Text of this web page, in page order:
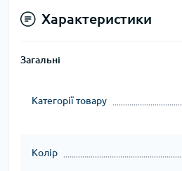
Характеристики
Загальні
Категорії товару
Колір